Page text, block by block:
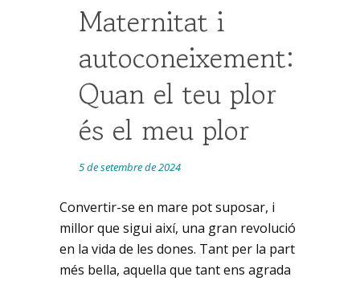
Maternitat i
autoconeixement:
Quan el teu plor
és el meu plor
5 de setembre de 2024
Convertir-se en mare pot suposar, i
millor que sigui així, una gran revolució
en la vida de les dones. Tant per la part
més bella, aquella que tant ens agrada